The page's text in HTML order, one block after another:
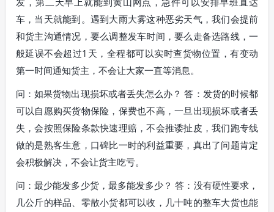
车，当天就能到。遇到大雨大雾这种恶劣天气，我们会提前
和货主沟通情况，要么调整发车时间，要么走备选路线，一
般延误不会超过1天，全程都可以实时查货物位置，有变动
第一时间通知货主，不会让大家一直等消息。
问：如果货物出现损坏或者丢失怎么办？ 答：发货的时候都
可以自愿购买货物保险，保费也不高，一旦出现损坏或者丢
失，会按照保险条款快速理赔，不会推诿扯皮，我们跑专线
做的是熟客生意，口碑比一时的利益重要，真出了问题肯定
会积极解决，不会让货主吃亏。
问：最少能发多少货，最多能发多少？ 答：没有硬性要求，
几公斤的样品、零散小货都可以收，几十吨的整车大货也能